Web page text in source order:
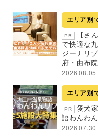
エリア別
PR
【さ
で快適な
ジーナリ
府・由布
2026.08.05
エリア別
PR
愛犬
語わんわ
2026.07.30